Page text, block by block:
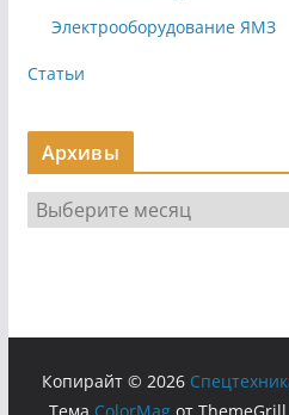
Электрооборудование ЯМЗ
Статьи
Архивы
р
Копирайт © 2026